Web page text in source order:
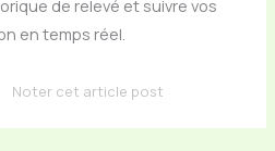
de relevé et suivre vos
en temps réel.
Noter cet article post